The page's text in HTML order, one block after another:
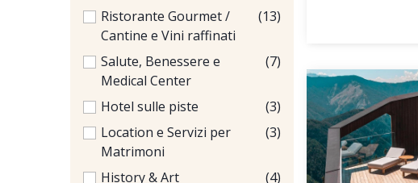
Ristorante Gourmet /
Cantine e Vini raffinati
(13)
Salute, Benessere e
Medical Center
(7)
Hotel sulle piste
(3)
Location e Servizi per
Matrimoni
(3)
History & Art
(4)